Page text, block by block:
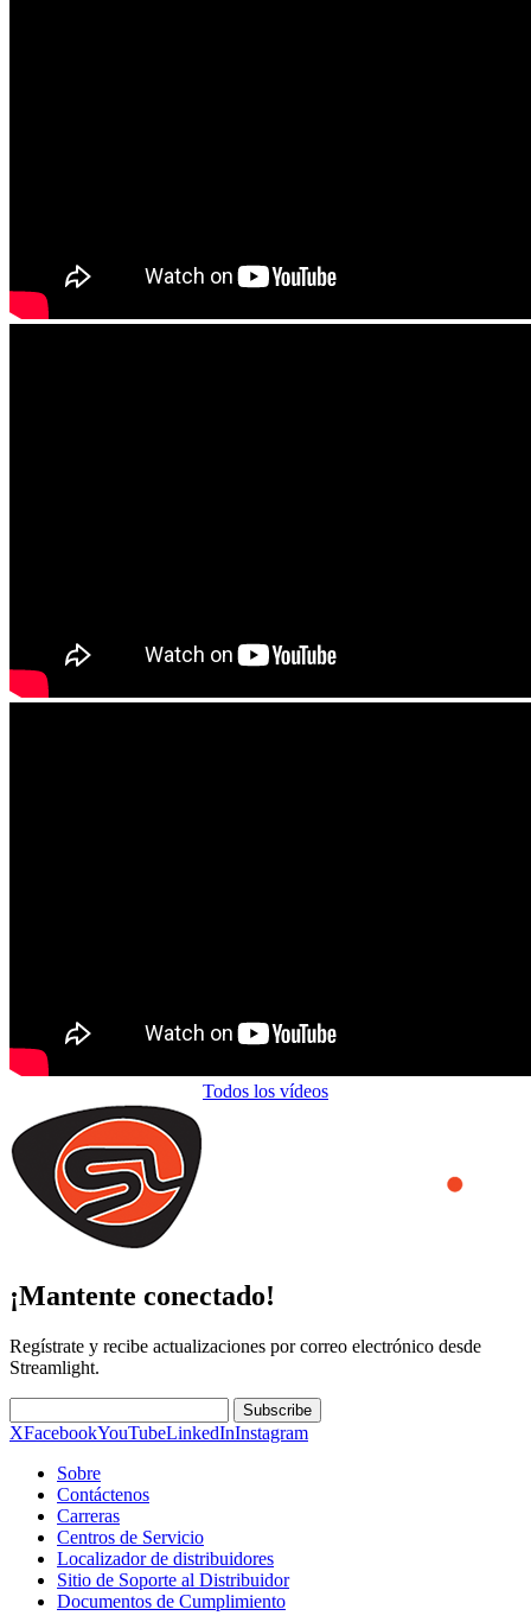
Todos los vídeos
¡Mantente conectado!
Regístrate y recibe actualizaciones por correo electrónico desde
Streamlight.
Subscribe
XFacebookYouTubeLinkedInInstagram
Sobre
Contáctenos
Carreras
Centros de Servicio
Localizador de distribuidores
Sitio de Soporte al Distribuidor
Documentos de Cumplimiento